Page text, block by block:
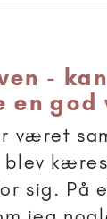
-
god
været
sig. På